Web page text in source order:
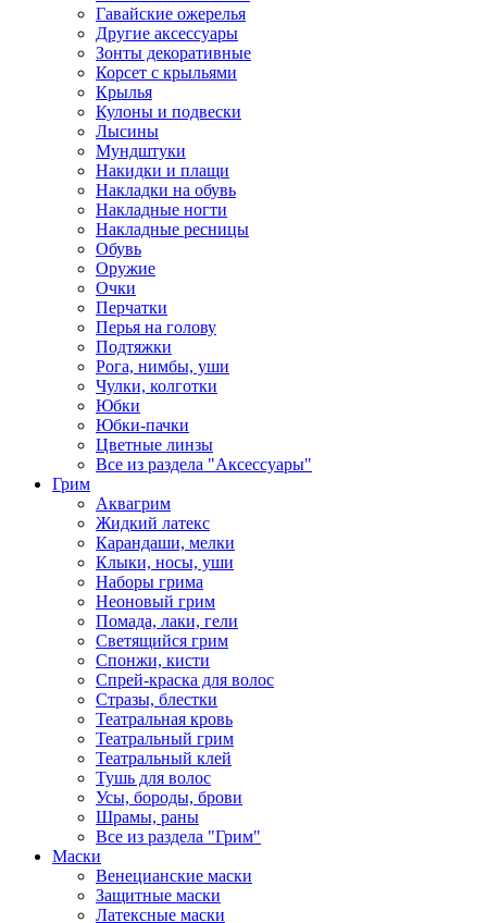
Гавайские ожерелья
Другие аксессуары
Зонты декоративные
Корсет с крыльями
Крылья
Кулоны и подвески
Лысины
Мундштуки
Накидки и плащи
Накладки на обувь
Накладные ногти
Накладные ресницы
Обувь
Оружие
Очки
Перчатки
Перья на голову
Подтяжки
Рога, нимбы, уши
Чулки, колготки
Юбки
Юбки-пачки
Цветные линзы
Все из раздела "Аксессуары"
Грим
Аквагрим
Жидкий латекс
Карандаши, мелки
Клыки, носы, уши
Наборы грима
Неоновый грим
Помада, лаки, гели
Светящийся грим
Спонжи, кисти
Спрей-краска для волос
Стразы, блестки
Театральная кровь
Театральный грим
Театральный клей
Тушь для волос
Усы, бороды, брови
Шрамы, раны
Все из раздела "Грим"
Маски
Венецианские маски
Защитные маски
Латексные маски